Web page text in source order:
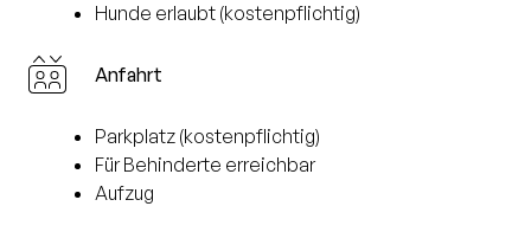
Hunde erlaubt (kostenpflichtig)
Anfahrt
Parkplatz (kostenpflichtig)
Für Behinderte erreichbar
Aufzug